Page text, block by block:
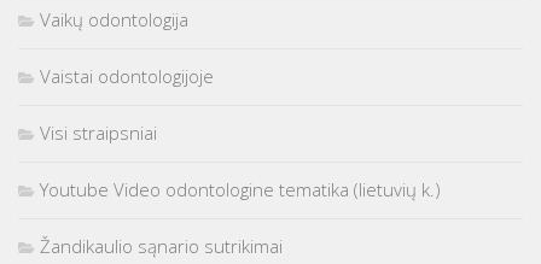
Vaikų odontologija
Vaistai odontologijoje
Visi straipsniai
Youtube Video odontologine tematika (lietuvių k.)
Žandikaulio sąnario sutrikimai